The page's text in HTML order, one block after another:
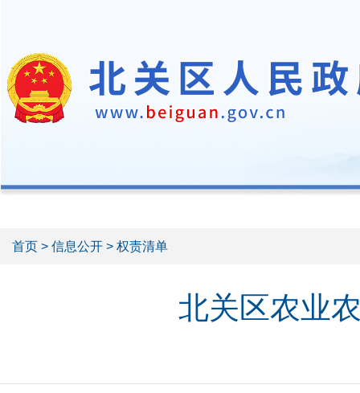
首页 > 信息公开 > 权责清单
北关区农业